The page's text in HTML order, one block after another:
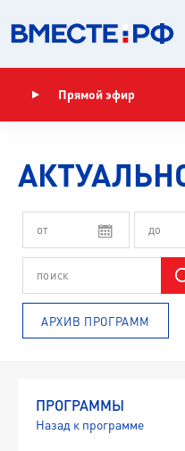
Прямой эфир
АРХИВ ПРОГРАММ
ПРОГРАММЫ
Назад к программе